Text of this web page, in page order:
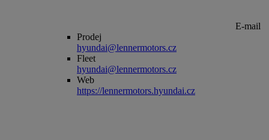
E-mail
Prodej
hyundai@lennermotors.cz
Fleet
hyundai@lennermotors.cz
Web
https://lennermotors.hyundai.cz